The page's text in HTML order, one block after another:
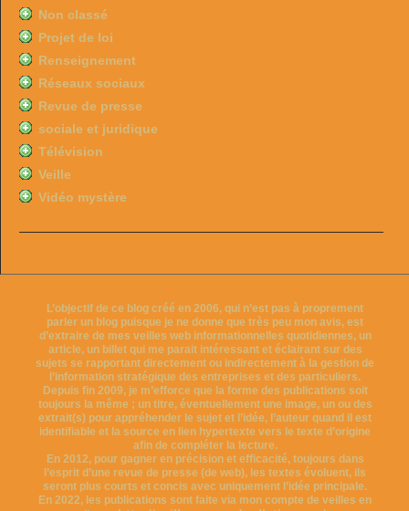
Non classé
Projet de loi
Renseignement
Réseaux sociaux
Revue de presse
sociale et juridique
Télévision
Veille
Vidéo mystère
L’objectif de ce blog créé en 2006, qui n’est pas à proprement
parler un blog puisque je ne donne que très peu mon avis, est
d’extraire de mes veilles web informationnelles quotidiennes, un
article, un billet qui me parait intéressant et éclairant sur des
sujets se rapportant directement ou indirectement à la gestion de
l’information stratégique des entreprises et des particuliers.
Depuis fin 2009, je m’efforce que la forme des publications soit
toujours la même ; un titre, éventuellement une image, un ou des
extrait(s) pour appréhender le sujet et l’idée, l’auteur quand il est
identifiable et la source en lien hypertexte vers le texte d’origine
afin de compléter la lecture.
En 2012, pour gagner en précision et efficacité, toujours dans
l’esprit d’une revue de presse (de web), les textes évoluent, ils
seront plus courts et concis avec uniquement l’idée principale.
En 2022, les publications sont faite via mon compte de veilles en